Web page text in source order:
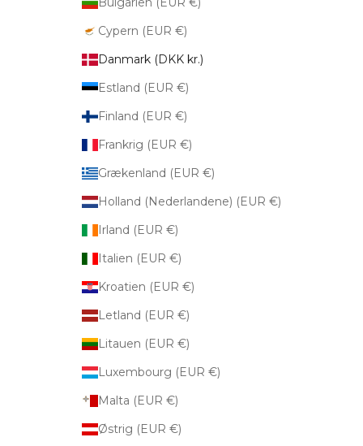
Cypern (EUR €)
Danmark (DKK kr.)
Estland (EUR €)
Finland (EUR €)
Frankrig (EUR €)
Grækenland (EUR €)
Holland (Nederlandene) (EUR €)
Irland (EUR €)
Italien (EUR €)
Kroatien (EUR €)
Letland (EUR €)
Litauen (EUR €)
Luxembourg (EUR €)
Malta (EUR €)
Østrig (EUR €)